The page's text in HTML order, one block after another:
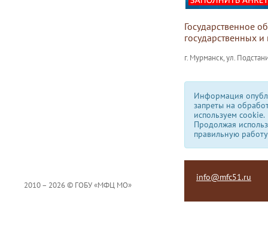
Государственное
государственных
г. Мурманск, ул.
Информация
запреты на
используем сookie.
Продолжая
правильную
2010 – 2026 © ГОБУ «МФЦ МО»
info@mfc51.ru